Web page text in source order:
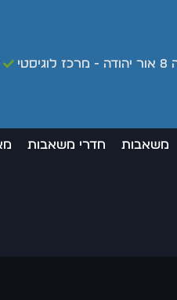
משאבות חדרי משאבות